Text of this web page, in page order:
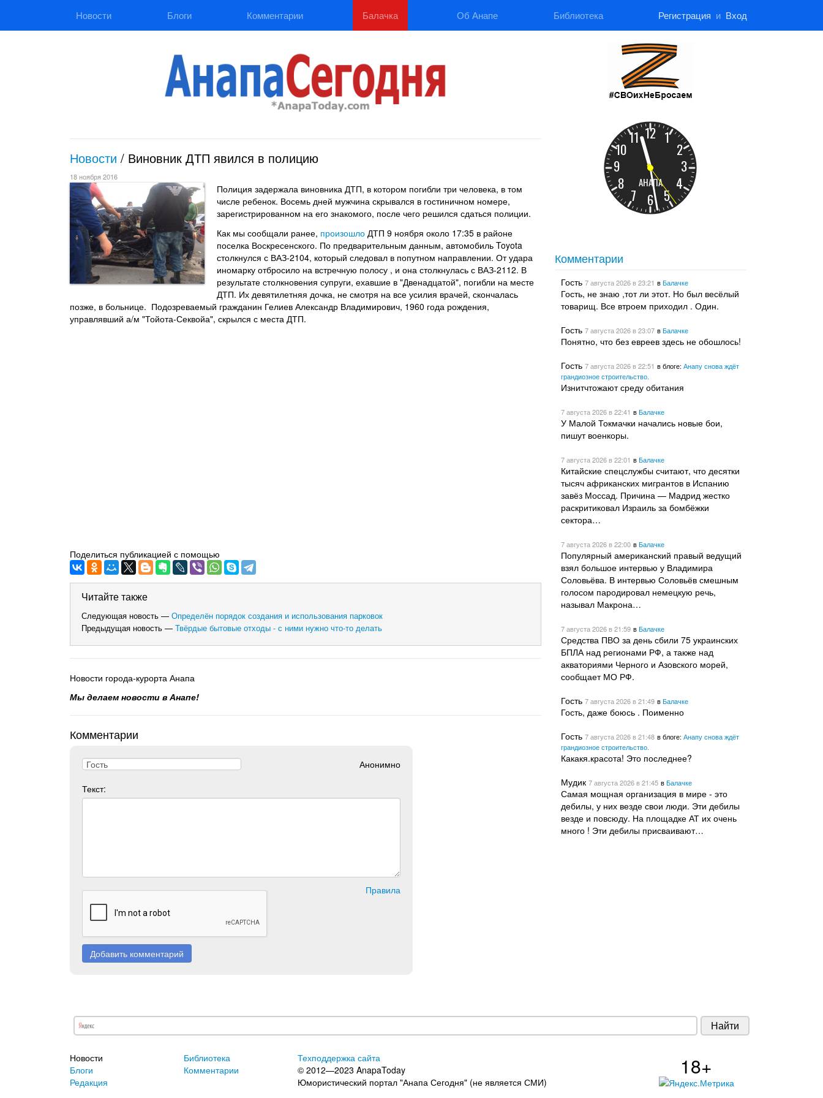
Новости Блоги Комментарии Балачка Об Анапе Библиотека Регистрация и Вход
Новости / Виновник ДТП явился в полицию
18 ноября 2016
Полиция задержала виновника ДТП, в котором погибли три человека, в том
числе ребенок. Восемь дней мужчина скрывался в гостиничном номере,
зарегистрированном на его знакомого, после чего решился сдаться полиции.
Как мы сообщали ранее, произошло ДТП 9 ноября около 17:35 в районе
поселка Воскресенского. По предварительным данным, автомобиль Toyota
столкнулся с ВАЗ-2104, который следовал в попутном направлении. От удара
иномарку отбросило на встречную полосу , и она столкнулась с ВАЗ-2112. В
результате столкновения супруги, ехавшие в "Двенадцатой", погибли на месте
ДТП. Их девятилетняя дочка, не смотря на все усилия врачей, скончалась
позже, в больнице. Подозреваемый гражданин Гелиев Александр Владимирович, 1960 года рождения,
управлявший а/м "Тойота-Секвойа", скрылся с места ДТП.
Поделиться публикацией с помощью
Читайте также
Следующая новость — Определён порядок создания и использования парковок
Предыдущая новость — Твёрдые бытовые отходы - с ними нужно что-то делать
Новости города-курорта Анапа
Мы делаем новости в Анапе!
Комментарии
Анонимно
Текст:
Правила
Добавить комментарий
Комментарии
Гость 7 августа 2026в 23:21 вБалачке
Гость, не знаю ,тот ли этот. Но был весёлый
товарищ. Все втроем приходил . Один.
Гость 7 августа 2026в 23:07 вБалачке
Понятно, что без евреев здесь не обошлось!
Гость 7 августа 2026в 22:51 в блоге:Анапу снова ждёт
грандиозное строительство.
Изнитчтожают среду обитания
7 августа 2026в 22:41 вБалачке
У Малой Токмачки начались новые бои,
пишут военкоры.
7 августа 2026в 22:01 вБалачке
Китайские спецслужбы считают, что десятки
тысяч африканских мигрантов в Испанию
завёз Моссад. Причина — Мадрид жестко
раскритиковал Израиль за бомбёжки
сектора…
7 августа 2026в 22:00 вБалачке
Популярный американский правый ведущий
взял большое интервью у Владимира
Соловьёва. В интервью Соловьёв смешным
голосом пародировал немецкую речь,
называл Макрона…
7 августа 2026в 21:59 вБалачке
Средства ПВО за день сбили 75 украинских
БПЛА над регионами РФ, а также над
акваториями Черного и Азовского морей,
сообщает МО РФ.
Гость 7 августа 2026в 21:49 вБалачке
Гость, даже боюсь . Поименно
Гость 7 августа 2026в 21:48 в блоге:Анапу снова ждёт
грандиозное строительство.
Какакя.красота! Это последнее?
Мудик 7 августа 2026в 21:45 вБалачке
Самая мощная организация в мире - это
дебилы, у них везде свои люди. Эти дебилы
везде и повсюду. На площадке АТ их очень
много ! Эти дебилы присваивают…
Новости
Библиотека
Блоги
Комментарии
Редакция
Техподдержка сайта
© 2012—2023 AnapaToday
Юмористический портал "Анапа Сегодня" (не является СМИ)
18+